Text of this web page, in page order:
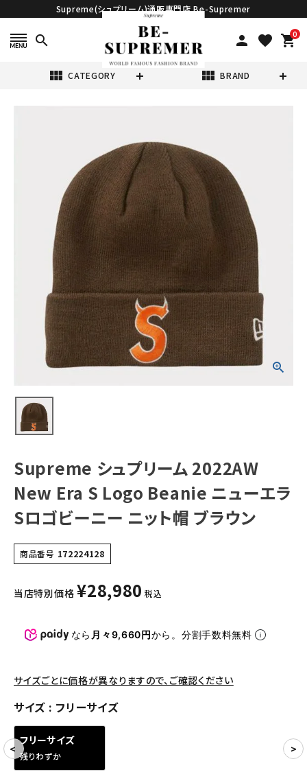
Supreme(シュプリーム)通販専門店 Be-Supremer
search person favorite 0
shopping_cart
view_module CATEGORY view_module BRAND
Supreme シュプ
リーム 2022AW
Logo Beanie ニ
ューエラSロゴビ
ーニー ニット帽
(税込)
NEW ITEMS
CATEGORY
Tシャツ・ロングスリーブ
パーカー・トレーナー
キャップ・ハット
ニット帽・ビーニー
その他バッグ類
スニーカー・ブーツ
COLLABORATION BRAND
SEASON
CONTENTS
Supreme シュプリーム 2022AW
New Era S Logo Beanie ニューエラ
Sロゴビーニー ニット帽 ブラウン
商品番号 172224128
当店特別価格 ¥28,980 税込
なら 月々9,660円から。分割手数料無料
サイズごとに価格が異なりますので、ご確認ください
サイズ フリーサイズ
フリーサイズ
残りわずか